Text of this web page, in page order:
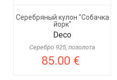
Серебряный кулон "Собачка
йорк"
Deco
Серебро 925, позолота
85.00 €